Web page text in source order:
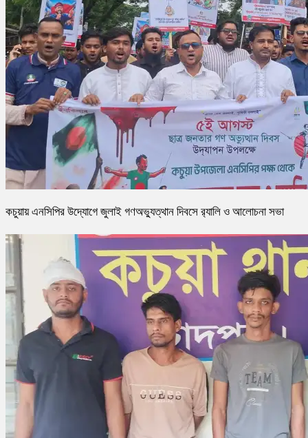
কচুয়ায় এনসিপির উদ্যোগে জুলাই গণঅভ্যুত্থান দিবসে র‌্যালি ও আলোচনা সভা